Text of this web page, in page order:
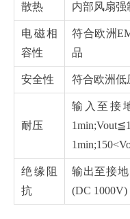
散热 内部风扇强
电磁相
容性
符合欧洲
品
安全性 符合欧洲低
耐压
输入至接
绝缘阻
抗
输出至接
(DC 1000V)